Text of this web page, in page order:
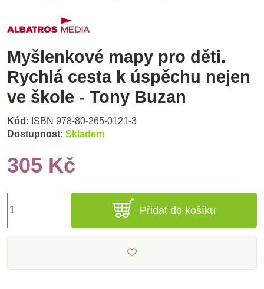
Myšlenkové mapy pro děti.
Rychlá cesta k úspěchu nejen
ve škole - Tony Buzan
Kód: ISBN 978-80-265-0121-3
Dostupnost: Skladem
305 Kč
Přidat do košíku